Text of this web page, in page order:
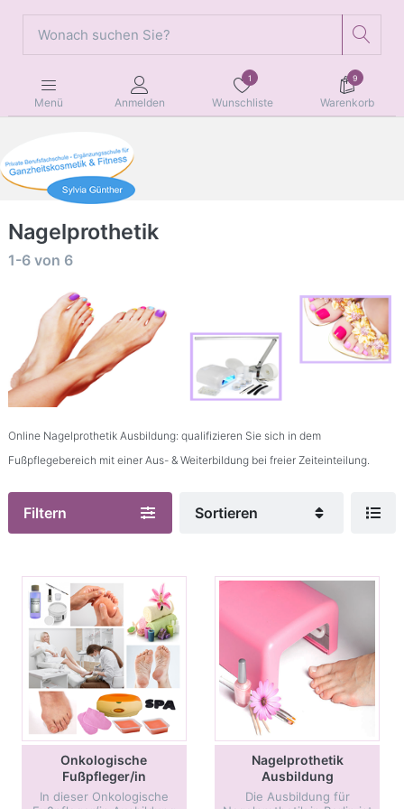
Menü Anmelden
1
Wunschliste
9
Warenkorb
Nagelprothetik
1-6von 6
Online Nagelprothetik Ausbildung: qualifizieren Sie sich in dem
Fußpflegebereich mit einer Aus- & Weiterbildung bei freier Zeiteinteilung.
Filtern Sortieren
Onkologische
Fußpfleger/in
Ausbildung
In dieser Onkologische
Nagelprothetik
Ausbildung
Die Ausbildung für